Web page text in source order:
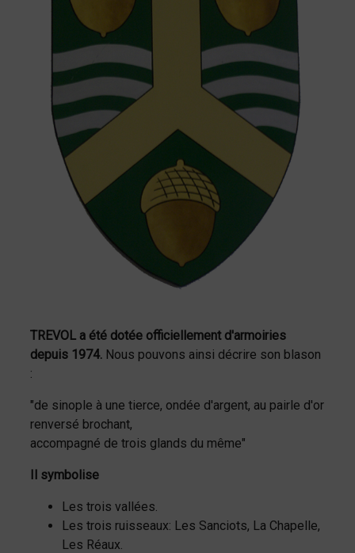
TREVOL a été dotée officiellement d'armoiries
depuis 1974. Nous pouvons ainsi décrire son blason
:
"de sinople à une tierce, ondée d'argent, au pairle d'or
renversé brochant,
accompagné de trois glands du même"
Il symbolise
Les trois vallées.
Les trois ruisseaux: Les Sanciots, La Chapelle,
Les Réaux.